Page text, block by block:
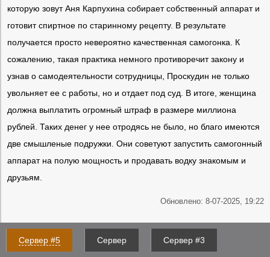
которую зовут Аня Карпухина собирает собственный аппарат и
готовит спиртное по старинному рецепту. В результате
получается просто невероятно качественная самогонка. К
сожалению, такая практика немного противоречит закону и
узнав о самодеятельности сотрудницы, Проскудин не только
увольняет ее с работы, но и отдает под суд. В итоге, женщина
должна выплатить огромный штраф в размере миллиона
рублей. Таких денег у нее отродясь не было, но благо имеются
две смышленые подружки. Они советуют запустить самогонный
аппарат на полую мощность и продавать водку знакомым и
друзьям.
Обновлено: 8-07-2025, 19:22
Сервер #5 Сервер Сервер #3